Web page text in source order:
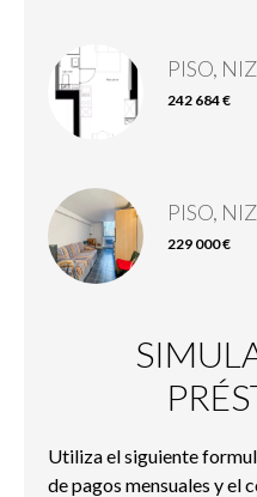
PISO,
242 684 €
PISO,
229 000 €
Utiliza el siguiente
de pagos mensuales y el